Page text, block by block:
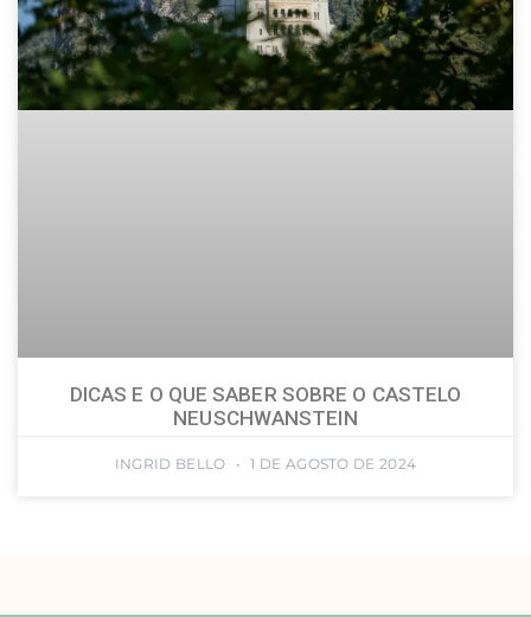
DICAS E O QUE SABER SOBRE O CASTELO
NEUSCHWANSTEIN
INGRID BELLO 1 DE AGOSTO DE 2024